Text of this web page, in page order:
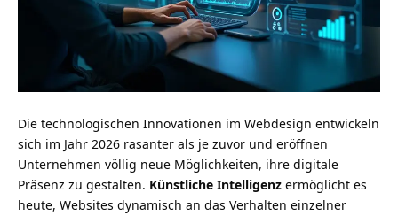
Die technologischen Innovationen im Webdesign entwickeln
sich im Jahr 2026 rasanter als je zuvor und eröffnen
Unternehmen völlig neue Möglichkeiten, ihre digitale
Präsenz zu gestalten. Künstliche Intelligenz ermöglicht es
heute, Websites dynamisch an das Verhalten einzelner